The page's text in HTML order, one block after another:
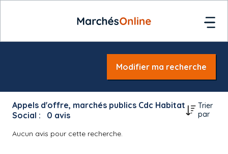
Modifier ma recherche
Appels d'offre, marchés publics Cdc Habitat
Social :
0 avis
Trier
par
Aucun avis pour cette recherche.